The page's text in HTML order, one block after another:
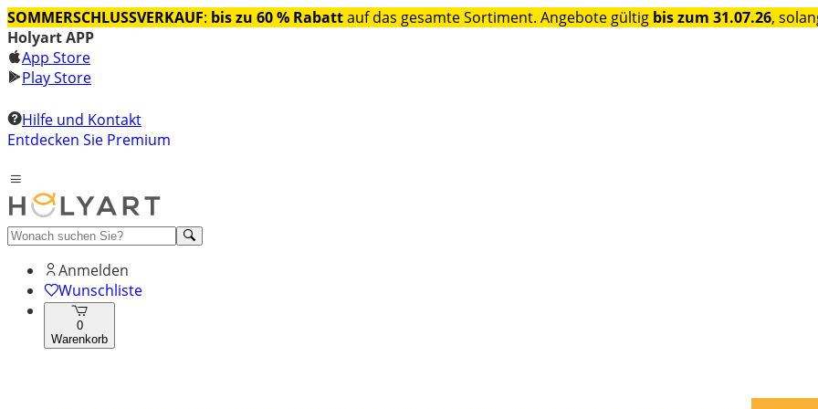
SOMMERSCHLUSSVERKAUF: bis zu 60 % Rabattauf das gesamte Sortiment. Angebote gültig bis zum 31.07.26,
Holyart APP
App Store
Play Store
Hilfe und Kontakt
Entdecken Sie Premium
Anmelden
Wunschliste
0
Warenkorb